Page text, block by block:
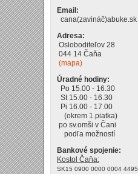
Email:
cana(zavináč)abuke.sk
Adresa:
Osloboditeľov 28
044 14 Čaňa
(mapa)
Úradné hodiny:
Po 15.00 - 16.30
St 15.00 - 16.30
Pi 16.00 - 17.00
(okrem 1.piatka)
po sv.omši v Čani
podľa možností
Bankové spojenie:
Kostol Čaňa:
SK15 0900 0000 0004 4495